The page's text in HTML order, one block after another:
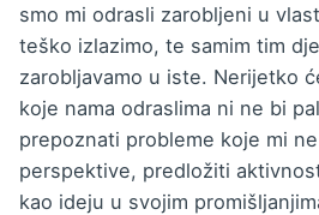
smo mi odrasli zarobljeni u
teško izlazimo, te samim tim
zarobljavamo u iste. Nerijetko
koje nama odraslima ni ne bi
prepoznati probleme koje mi
perspektive, predložiti
kao ideju u svojim